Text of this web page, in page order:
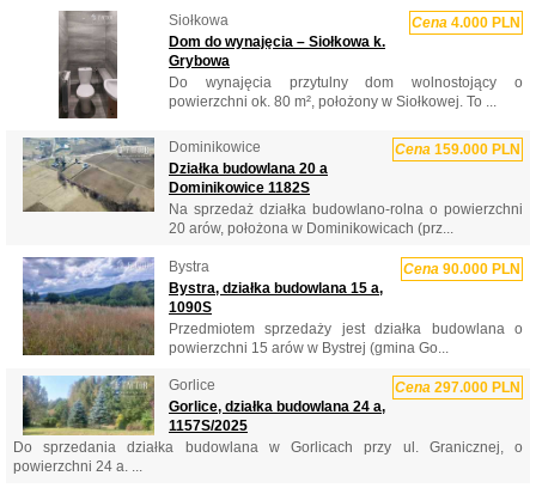
Siołkowa Cena 4.000 PLN
Dom do wynajęcia – Siołkowa k.
Grybowa
Do wynajęcia przytulny dom wolnostojący o
powierzchni ok. 80 m², położony w Siołkowej. To ...
Dominikowice Cena 159.000 PLN
Działka budowlana 20 a
Dominikowice 1182S
Na sprzedaż działka budowlano-rolna o powierzchni
20 arów, położona w Dominikowicach (prz...
Bystra Cena 90.000 PLN
Bystra, działka budowlana 15 a,
1090S
Przedmiotem sprzedaży jest działka budowlana o
powierzchni 15 arów w Bystrej (gmina Go...
Gorlice Cena 297.000 PLN
Gorlice, działka budowlana 24 a,
1157S/2025
Do sprzedania działka budowlana w Gorlicach przy ul. Granicznej, o
powierzchni 24 a. ...